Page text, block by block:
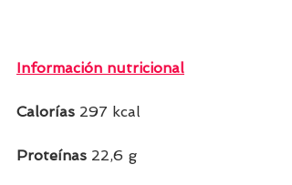
Información nutricional
Calorías 297 kcal
Proteínas 22,6 g